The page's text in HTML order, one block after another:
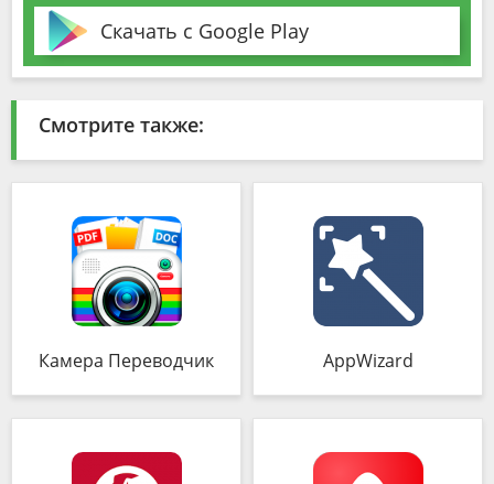
Скачать с Google Play
Смотрите также:
Камера Переводчик AppWizard